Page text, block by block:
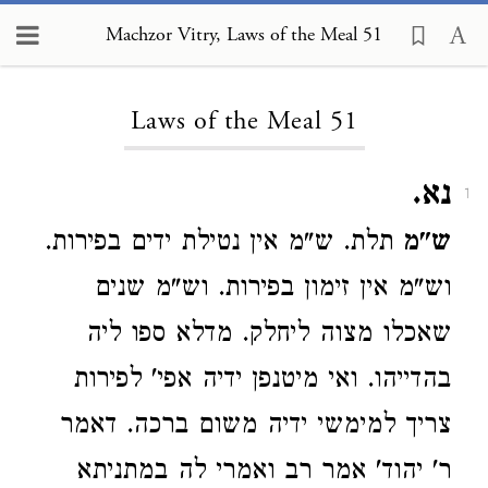
Machzor Vitry, Laws of the Meal 51
Laws of the Meal 51
1 נא.
ש"מ תלת. ש"מ אין נטילת ידים בפירות.
וש"מ אין זימון בפירות. וש"מ שנים
שאכלו מצוה ליחלק. מדלא ספו ליה
בהדייהו. ואי מיטנפן ידיה אפי' לפירות
צריך למימשי ידיה משום ברכה. דאמר
ר' יהוד' אמר רב ואמרי לה במתניתא